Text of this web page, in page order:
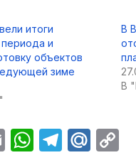
итоги
и
объектов
зиме
В
В
E
W T
M